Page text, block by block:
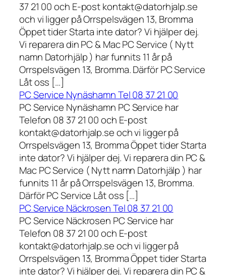
37 21 00 och E-post kontakt@datorhjalp.se
och vi ligger på Orrspelsvägen 13, Bromma
Öppet tider Starta inte dator? Vi hjälper dej.
Vi reparera din PC & Mac PC Service ( Nytt
namn Datorhjälp ) har funnits 11 år på
Orrspelsvägen 13, Bromma. Därför PC Service
Låt oss […]
PC Service Nynäshamn Tel 08 37 21 00
PC Service Nynäshamn PC Service har
Telefon 08 37 21 00 och E-post
kontakt@datorhjalp.se och vi ligger på
Orrspelsvägen 13, Bromma Öppet tider Starta
inte dator? Vi hjälper dej. Vi reparera din PC &
Mac PC Service ( Nytt namn Datorhjälp ) har
funnits 11 år på Orrspelsvägen 13, Bromma.
Därför PC Service Låt oss […]
PC Service Näckrosen Tel 08 37 21 00
PC Service Näckrosen PC Service har
Telefon 08 37 21 00 och E-post
kontakt@datorhjalp.se och vi ligger på
Orrspelsvägen 13, Bromma Öppet tider Starta
inte dator? Vi hjälper dej. Vi reparera din PC &